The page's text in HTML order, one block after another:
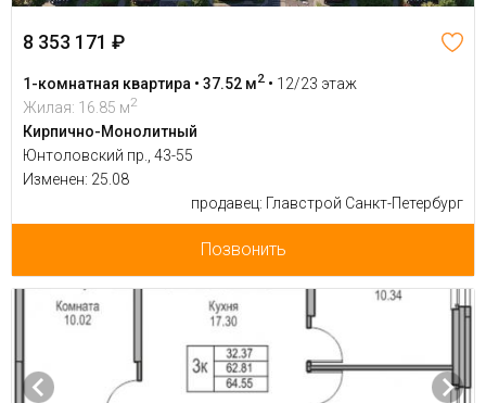
8 353 171 ₽
1-комнатная квартира • 37.52 м2 • 12/23 этаж
Жилая: 16.85 м2
Кирпично-Монолитный
Юнтоловский пр., 43-55
Изменен: 25.08
продавец: Главстрой Санкт-Петербург
Позвонить